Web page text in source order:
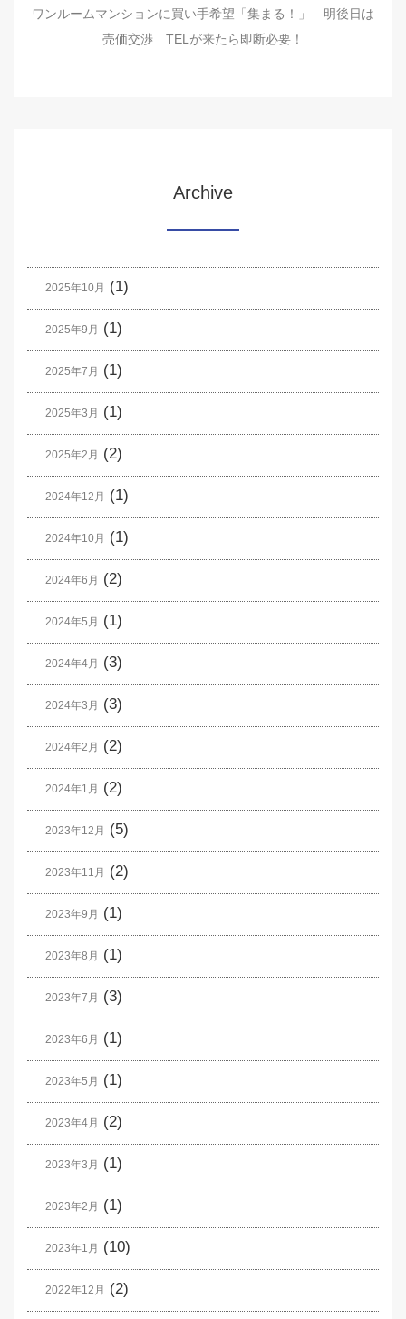
ワンルームマンションに買い手希望「集まる！」 明後日は
売価交渉 TELが来たら即断必要！
Archive
2025年10月 (1)
2025年9月 (1)
2025年7月 (1)
2025年3月 (1)
2025年2月 (2)
2024年12月 (1)
2024年10月 (1)
2024年6月 (2)
2024年5月 (1)
2024年4月 (3)
2024年3月 (3)
2024年2月 (2)
2024年1月 (2)
2023年12月 (5)
2023年11月 (2)
2023年9月 (1)
2023年8月 (1)
2023年7月 (3)
2023年6月 (1)
2023年5月 (1)
2023年4月 (2)
2023年3月 (1)
2023年2月 (1)
2023年1月 (10)
2022年12月 (2)